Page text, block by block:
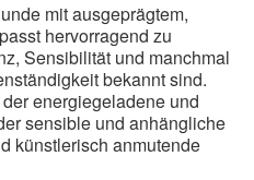
mit ausgeprägtem,
hervorragend zu
Sensibilität und manchmal
bekannt sind.
energiegeladene und
sensible und anhängliche
künstlerisch anmutende